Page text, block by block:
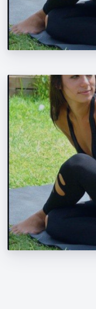
Αλλάζοντας
14o Πανελλήνιο
Αγωγής